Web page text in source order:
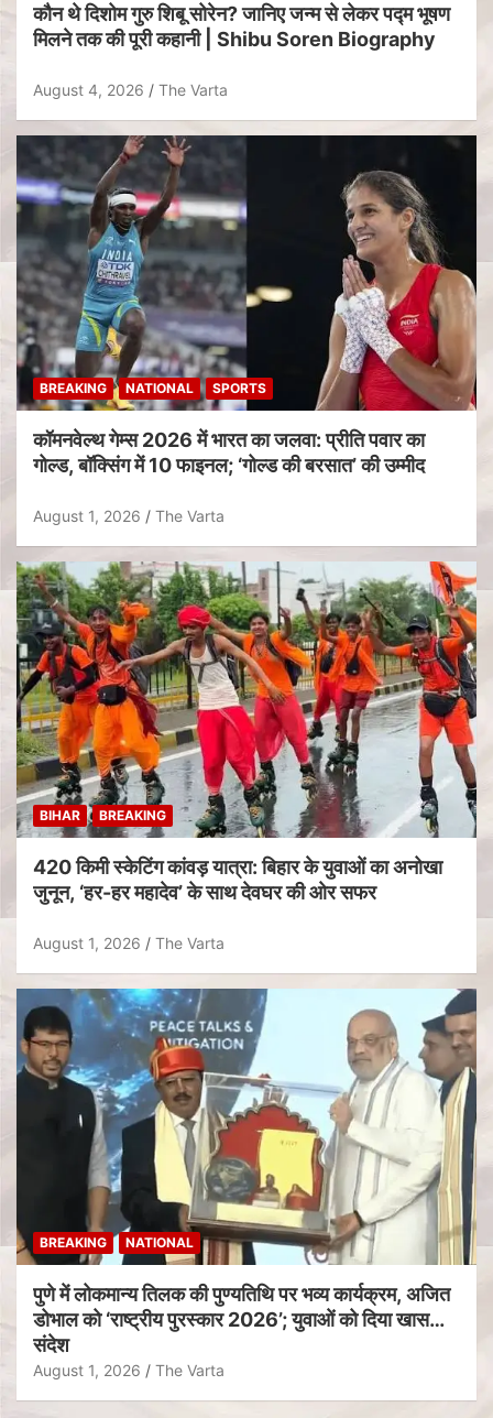
कौन थे दिशोम गुरु शिबू सोरेन? जानिए जन्म से लेकर पद्म भूषण
मिलने तक की पूरी कहानी | Shibu Soren Biography
August 4, 2026 The Varta
BREAKING NATIONAL SPORTS
कॉमनवेल्थ गेम्स 2026 में भारत का जलवा: प्रीति पवार का
गोल्ड, बॉक्सिंग में 10 फाइनल; ‘गोल्ड की बरसात’ की उम्मीद
August 1, 2026 The Varta
BIHAR BREAKING
420 किमी स्केटिंग कांवड़ यात्रा: बिहार के युवाओं का अनोखा
जुनून, ‘हर-हर महादेव’ के साथ देवघर की ओर सफर
August 1, 2026 The Varta
BREAKING NATIONAL
पुणे में लोकमान्य तिलक की पुण्यतिथि पर भव्य कार्यक्रम, अजित
डोभाल को ‘राष्ट्रीय पुरस्कार 2026’; युवाओं को दिया खास
संदेश
August 1, 2026 The Varta